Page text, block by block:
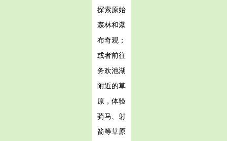
探索原始
森林和瀑
布奇观；
或者前往
务欢池湖
附近的草
原，体验
骑马、射
箭等草原